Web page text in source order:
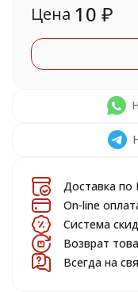
Цена 10 ₽
Доставка по
On-line
Система
Возврат
Всегда на